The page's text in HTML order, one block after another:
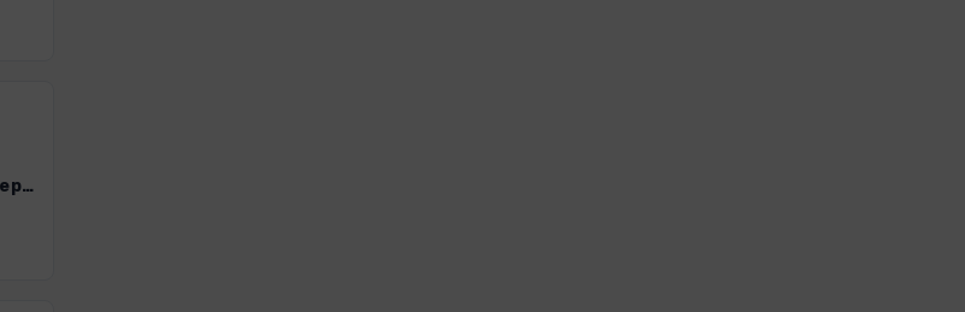
Men_20_Cami de Trepuco a Trebaluger_0259_2.gpx